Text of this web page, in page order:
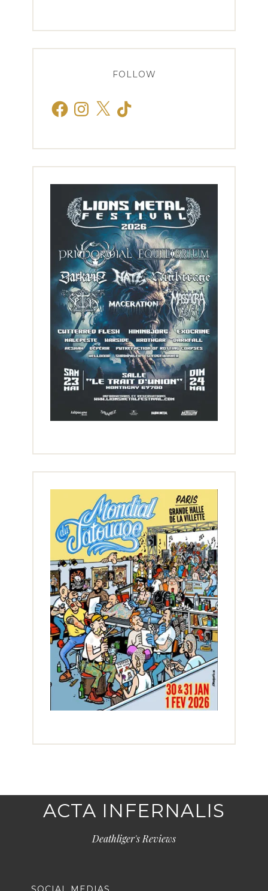
FOLLOW
FacebookInstagram
X TikTok
ACTA INFERNALIS
Deathliger's Reviews